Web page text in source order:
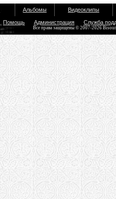
Альбомы Видеоклипы
Помощь Администрация Служба
Все права защищены © 2007-2026